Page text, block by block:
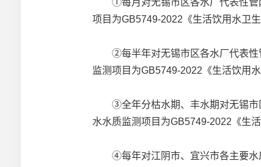
①每月对无锡市区各水厂代表性管网
项目为GB5749-2022《生活饮用水卫
②每半年对无锡市区各水厂代表性管
监测项目为GB5749-2022《生活饮用
③全年分枯水期、丰水期对无锡市区
水水质监测项目为GB5749-2022《生
④每年对江阴市、宜兴市各主要水厂